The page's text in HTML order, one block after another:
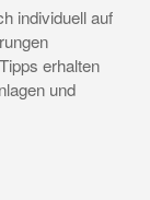
individuell auf
erhalten
und